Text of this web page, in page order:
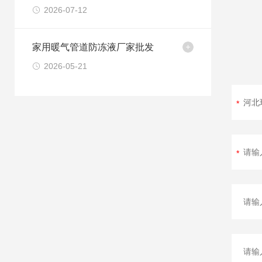
2026-07-12
家用暖气管道防冻液厂家批发
2026-05-21